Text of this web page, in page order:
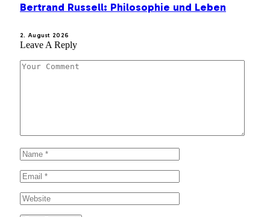
Bertrand Russell: Philosophie und Leben
2. August 2026
Leave A Reply